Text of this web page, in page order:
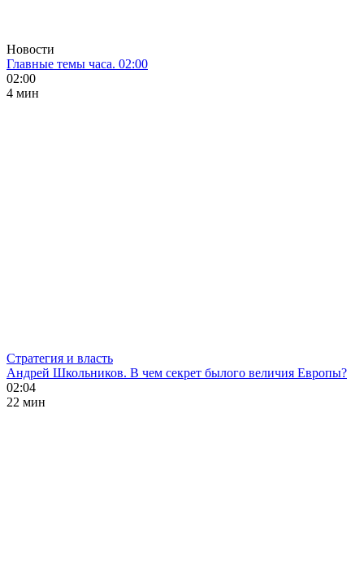
Новости
Главные темы часа. 02:00
02:00
4 мин
Стратегия и власть
Андрей Школьников. В чем секрет былого величия Европы?
02:04
22 мин